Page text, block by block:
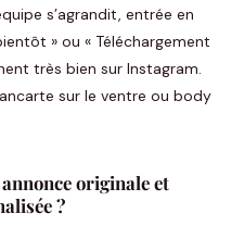
s’agrandit, entrée en
» ou « Téléchargement
très bien sur Instagram.
sur le ventre ou body
originale et
?